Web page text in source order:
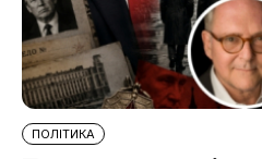
ПОЛІТИКА